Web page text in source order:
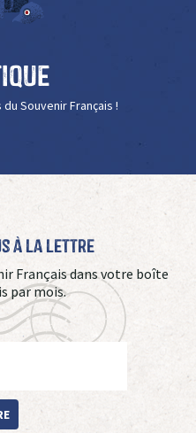
Souvenir Français !
à La Lettre
Français dans votre boîte
par mois.